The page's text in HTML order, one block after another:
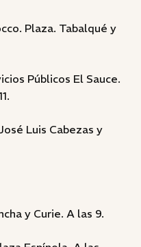
Plaza. Tabalqué y
Públicos El Sauce.
Luis Cabezas y
y Curie. A las 9.